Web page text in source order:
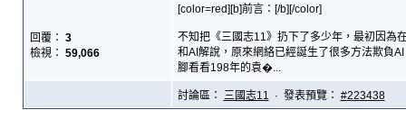
回覆： 3
檢視： 59,066
[color=red][b]前言：[/b][/color]
不知把《三國志11》扔下了多少年，最初因為
和AI解說，原來網絡已經誕生了很多方法欺負
腳看看198年的袁�...
討論區： 三國志11 · 發表預覽： #223438